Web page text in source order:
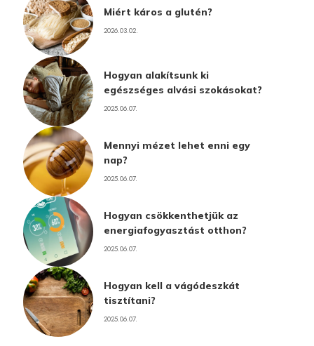
Miért káros a glutén?
2026.03.02.
Hogyan alakítsunk ki
egészséges alvási szokásokat?
2025.06.07.
Mennyi mézet lehet enni egy
nap?
2025.06.07.
Hogyan csökkenthetjük az
energiafogyasztást otthon?
2025.06.07.
Hogyan kell a vágódeszkát
tisztítani?
2025.06.07.